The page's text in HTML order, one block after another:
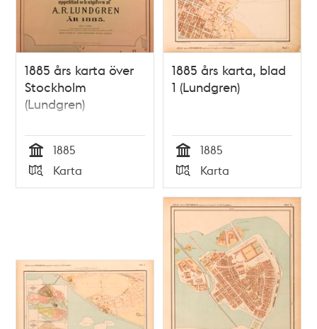
1885 års karta över
Stockholm
(Lundgren)
Tid
1885
Typ
Karta
1885 års karta, blad
1 (Lundgren)
Tid
1885
Typ
Karta